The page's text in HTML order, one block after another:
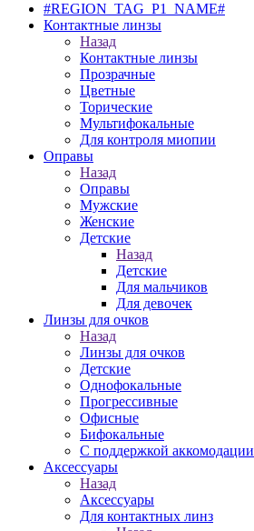
#REGION_TAG_P1_NAME#
Контактные линзы
Назад
Контактные линзы
Прозрачные
Цветные
Торические
Мультифокальные
Для контроля миопии
Оправы
Назад
Оправы
Мужские
Женские
Детские
Назад
Детские
Для мальчиков
Для девочек
Линзы для очков
Назад
Линзы для очков
Детские
Однофокальные
Прогрессивные
Офисные
Бифокальные
С поддержкой аккомодации
Аксессуары
Назад
Аксессуары
Для контактных линз